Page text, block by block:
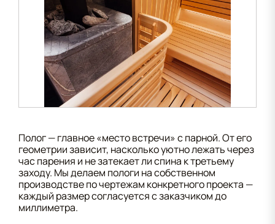
Полог — главное «место встречи» с парной. От его
геометрии зависит, насколько уютно лежать через
час парения и не затекает ли спина к третьему
заходу. Мы делаем пологи на собственном
производстве по чертежам конкретного проекта —
каждый размер согласуется с заказчиком до
миллиметра.